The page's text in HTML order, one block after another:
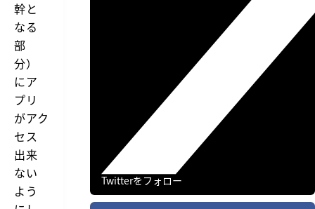
幹と
なる
部
分）
にア
プリ
がアク
セス
出来
ない
よう
Twitterをフォロー